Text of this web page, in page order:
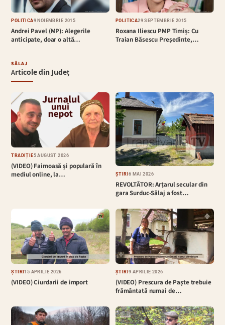
POLITICĂ9 NOIEMBRIE 2015
Andrei Pavel (MP): Alegerile
anticipate, doar o altă…
POLITICĂ29 SEPTEMBRIE 2015
Roxana Iliescu PMP Timiș: Cu
Traian Băsescu Președinte,…
SĂLAJ
Articole din Județ
TRADIȚIE5 AUGUST 2026
(VIDEO) Faimoasă și populară în
mediul online, la…
ȘTIRI6 MAI 2026
REVOLTĂTOR: Arțarul secular din
gara Surduc-Sălaj a fost…
ȘTIRI15 APRILIE 2026
(VIDEO) Ciurdarii de import
ȘTIRI9 APRILIE 2026
(VIDEO) Prescura de Paște trebuie
frământată numai de…